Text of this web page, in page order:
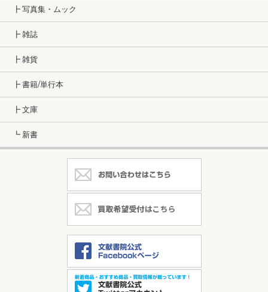
┣ 写真集・ムック
┣ 雑誌
┣ 雑貨
┣ 書籍/単行本
┣ 文庫
┗ 新書